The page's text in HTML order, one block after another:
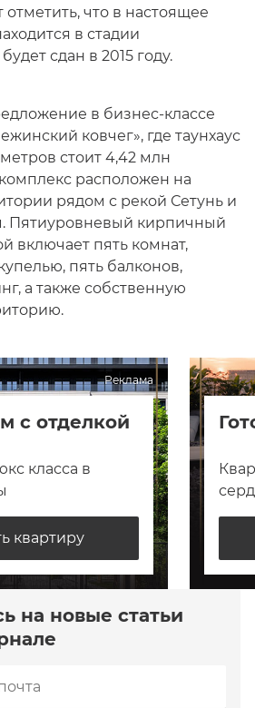
отметить, что в настоящее
в стадии
сдан в 2015 году.
в бизнес-классе
ковчег», где таунхаус
стоит 4,42 млн
расположен на
рядом с рекой Сетунь и
Пятиуровневый кирпичный
включает пять комнат,
пять балконов,
а также собственную
Реклама
с отделкой
класса в
квартиру
на новые статьи